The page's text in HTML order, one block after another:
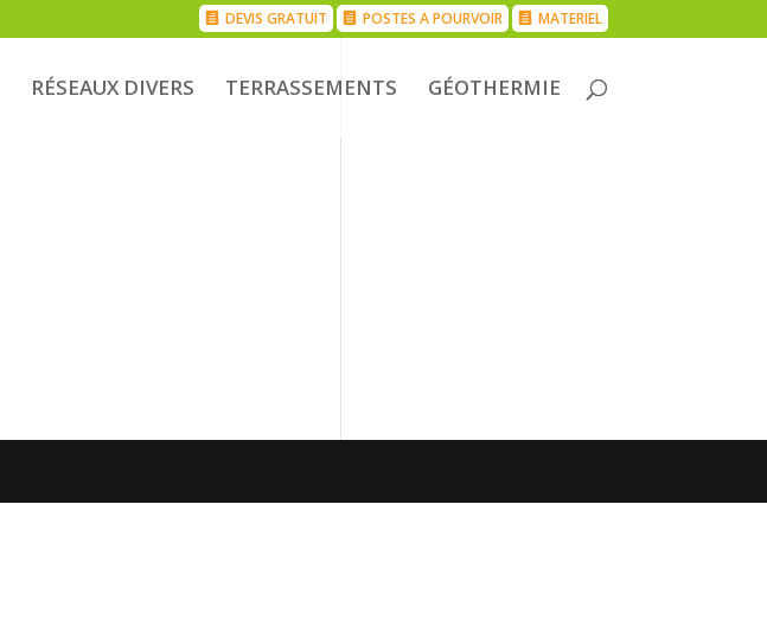
DEVIS GRATUIT POSTES A POURVOIR MATERIEL
RÉSEAUX DIVERS TERRASSEMENTS GÉOTHERMIE